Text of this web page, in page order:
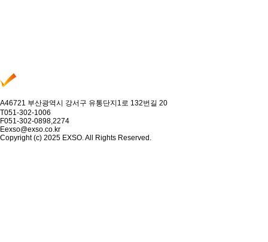
A46721 부산광역시 강서구 유통단지1로 132번길 20
T051-302-1006
F051-302-0898,2274
Eexso@exso.co.kr
Copyright (c) 2025 EXSO. All Rights Reserved.